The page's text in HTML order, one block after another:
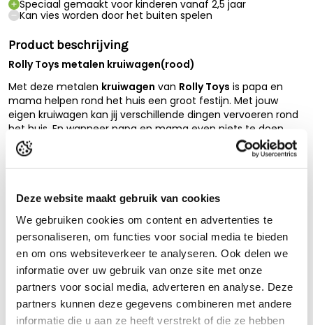
Deze website maakt gebruik van cookies
We gebruiken cookies om content en advertenties te
personaliseren, om functies voor social media te bieden
en om ons websiteverkeer te analyseren. Ook delen we
informatie over uw gebruik van onze site met onze
partners voor social media, adverteren en analyse. Deze
partners kunnen deze gegevens combineren met andere
informatie die u aan ze heeft verstrekt of die ze hebben
Speciaal gemaakt voor kinderen vanaf 2,5 jaar
Kan vies worden door het buiten spelen
Product beschrijving
Rolly Toys metalen kruiwagen(rood)
Met deze metalen kruiwagen van Rolly Toys is papa en
mama helpen rond het huis een groot festijn. Met jouw
eigen kruiwagen kan jij verschillende dingen vervoeren rond
het huis. En wanneer papa en mama even niets te doen
hebben in de tuin, dan kan jij altijd nog zelf aan het 'werk'
gaan. Hoewel hij van metaal is, is hij erg licht en handelbaar
Met deze kruiwagen wordt de beleving van het buiten
spelen nooit meer hetzelfde! Koop hem nu en geniet van
hoge kortingen.
Belastbaar tot 25 kg
80 x 41 x 38 cm
Weegt slechts 2,5 kg
Kunststof handvatten en band
Metalen bak
*De kruiwagen dient nog in elkaar gezet te worden. Dit is een
Technische specificaties
Garantie
2 Jaar
Leeftijd
2,5+
Materiaal
Hoogwaardig metaal